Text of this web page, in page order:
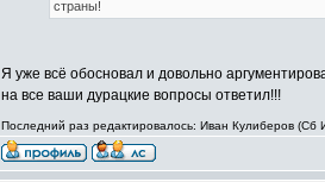
страны!
Я уже всё обосновал и довольно
на все ваши дурацкие вопросы ответил!!!
Последний раз редактировалось: Иван Кулиберов